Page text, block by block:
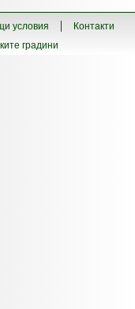
условия
Контакти
градини